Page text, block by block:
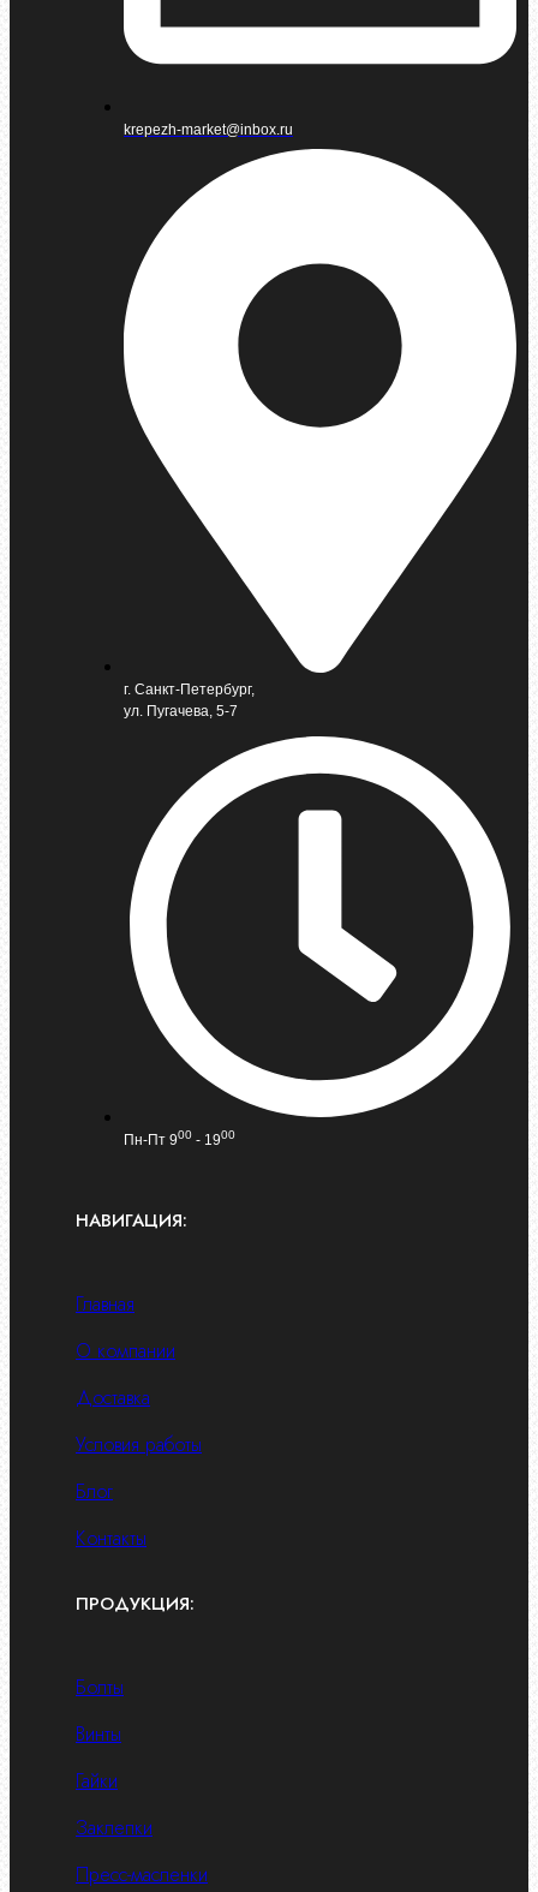
krepezh-market@inbox.ru
г. Санкт-Петербург,
ул. Пугачева, 5-7
Пн-Пт 900 - 1900
НАВИГАЦИЯ:
Главная
О компании
Доставка
Условия работы
Блог
Контакты
ПРОДУКЦИЯ:
Болты
Винты
Гайки
Заклепки
Пресс-масленки